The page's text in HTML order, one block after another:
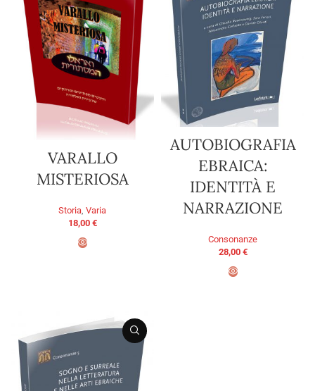
VARALLO
MISTERIOSA
Storia, Varia
18,00 €
AUTOBIOGRAFIA
EBRAICA:
IDENTITÀ E
NARRAZIONE
Consonanze
28,00 €